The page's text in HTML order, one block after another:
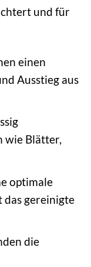
und für
einen
Ausstieg aus
wie Blätter,
optimale
gereinigte
die